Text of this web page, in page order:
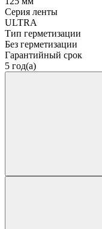
Серия ленты
ULTRA
Тип герметизации
Без герметизации
Гарантийный срок
5 год(а)